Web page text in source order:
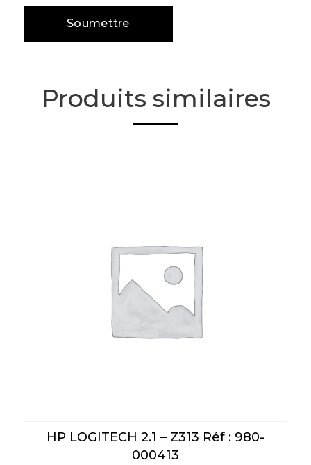
Produits similaires
HP LOGITECH 2.1 – Z313 Réf : 980-
000413